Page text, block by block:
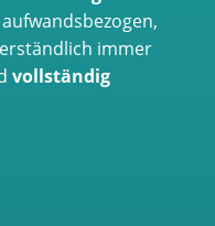
immer
vollständig